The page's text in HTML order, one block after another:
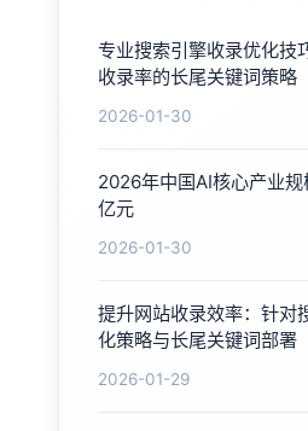
专业搜索引擎收录优化技
收录率的长尾关键词策略
2026-01-30
2026年中国AI核心产业规
亿元
2026-01-30
提升网站收录效率：针对
化策略与长尾关键词部署
2026-01-29